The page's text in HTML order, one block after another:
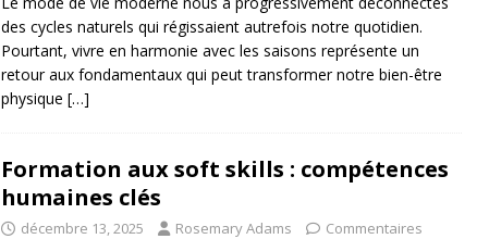
des cycles naturels qui régissaient autrefois notre quotidien.
Pourtant, vivre en harmonie avec les saisons représente un
retour aux fondamentaux qui peut transformer notre bien-être
physique […]
Formation aux soft skills : compétences
humaines clés
décembre 13, 2025 Rosemary Adams
Commentaires